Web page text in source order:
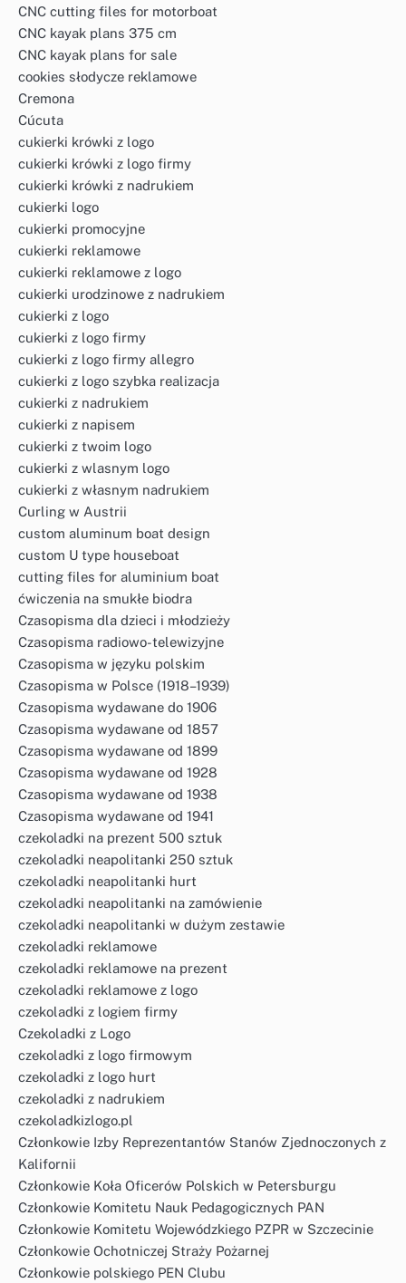
CNC cutting files for motorboat
CNC kayak plans 375 cm
CNC kayak plans for sale
cookies słodycze reklamowe
Cremona
Cúcuta
cukierki krówki z logo
cukierki krówki z logo firmy
cukierki krówki z nadrukiem
cukierki logo
cukierki promocyjne
cukierki reklamowe
cukierki reklamowe z logo
cukierki urodzinowe z nadrukiem
cukierki z logo
cukierki z logo firmy
cukierki z logo firmy allegro
cukierki z logo szybka realizacja
cukierki z nadrukiem
cukierki z napisem
cukierki z twoim logo
cukierki z wlasnym logo
cukierki z własnym nadrukiem
Curling w Austrii
custom aluminum boat design
custom U type houseboat
cutting files for aluminium boat
ćwiczenia na smukłe biodra
Czasopisma dla dzieci i młodzieży
Czasopisma radiowo-telewizyjne
Czasopisma w języku polskim
Czasopisma w Polsce (1918–1939)
Czasopisma wydawane do 1906
Czasopisma wydawane od 1857
Czasopisma wydawane od 1899
Czasopisma wydawane od 1928
Czasopisma wydawane od 1938
Czasopisma wydawane od 1941
czekoladki na prezent 500 sztuk
czekoladki neapolitanki 250 sztuk
czekoladki neapolitanki hurt
czekoladki neapolitanki na zamówienie
czekoladki neapolitanki w dużym zestawie
czekoladki reklamowe
czekoladki reklamowe na prezent
czekoladki reklamowe z logo
czekoladki z logiem firmy
Czekoladki z Logo
czekoladki z logo firmowym
czekoladki z logo hurt
czekoladki z nadrukiem
czekoladkizlogo.pl
Członkowie Izby Reprezentantów Stanów Zjednoczonych z
Kalifornii
Członkowie Koła Oficerów Polskich w Petersburgu
Członkowie Komitetu Nauk Pedagogicznych PAN
Członkowie Komitetu Wojewódzkiego PZPR w Szczecinie
Członkowie Ochotniczej Straży Pożarnej
Członkowie polskiego PEN Clubu